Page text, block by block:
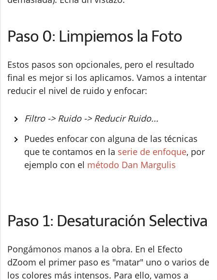
Paso 0: Limpiemos la Foto
Estos pasos son opcionales, pero el resultado
final es mejor si los aplicamos. Vamos a intentar
reducir el nivel de ruido y enfocar:
Filtro -> Ruido -> Reducir Ruido...
Puedes enfocar con alguna de las técnicas
que te contamos en la serie de enfoque, por
ejemplo con el método Dan Margulis
Paso 1: Desaturación Selectiva
Pongámonos manos a la obra. En el Efecto
dZoom el primer paso es "matar" uno o varios de
los colores más intensos. Para ello, vamos a